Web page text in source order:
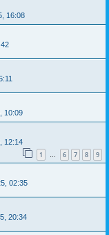
16:08
10:09
12:14
1 … 6 7 8 9
02:35
20:34